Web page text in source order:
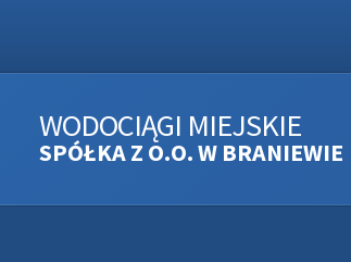
WODOCIĄGI MIEJSKIE
SPÓŁKA Z O.O. W BRANIEWIE